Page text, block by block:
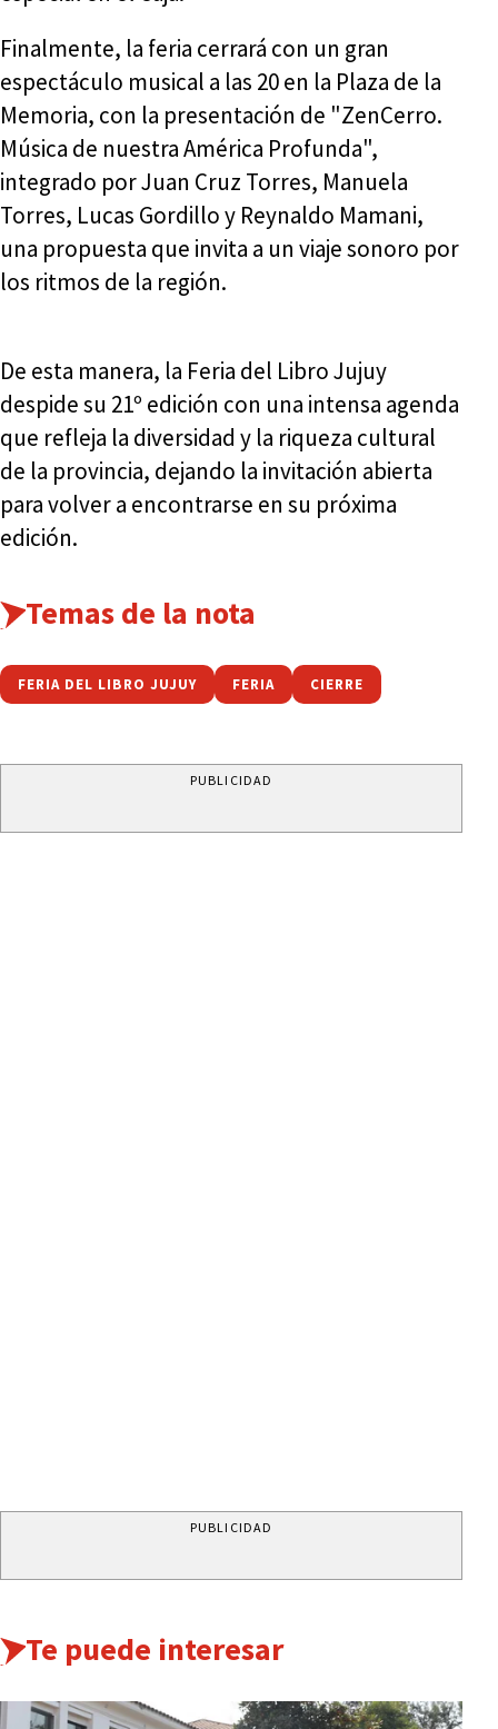
Finalmente, la feria cerrará con un gran
espectáculo musical a las 20 en la Plaza de la
Memoria, con la presentación de "ZenCerro.
Música de nuestra América Profunda",
integrado por Juan Cruz Torres, Manuela
Torres, Lucas Gordillo y Reynaldo Mamani,
una propuesta que invita a un viaje sonoro por
los ritmos de la región.
De esta manera, la Feria del Libro Jujuy
despide su 21º edición con una intensa agenda
que refleja la diversidad y la riqueza cultural
de la provincia, dejando la invitación abierta
para volver a encontrarse en su próxima
edición.
Temas de la nota
FERIA DEL LIBRO JUJUY FERIA CIERRE
PUBLICIDAD
PUBLICIDAD
Te puede interesar